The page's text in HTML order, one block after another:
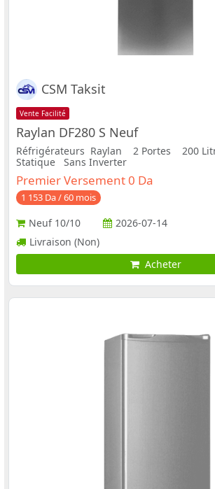
CSM Taksit
Vente Facilité
Raylan DF280 S Neuf
Réfrigérateurs Raylan 2 Portes 200
Statique Sans Inverter
Premier Versement 0 Da
1 153 Da / 60 mois
Neuf 10/10
2026-07-14
Livraison (Non)
Acheter